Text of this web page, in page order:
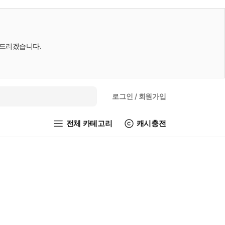
리겠습니다.
로그인 / 회원가입
전체 카테고리 캐시충전